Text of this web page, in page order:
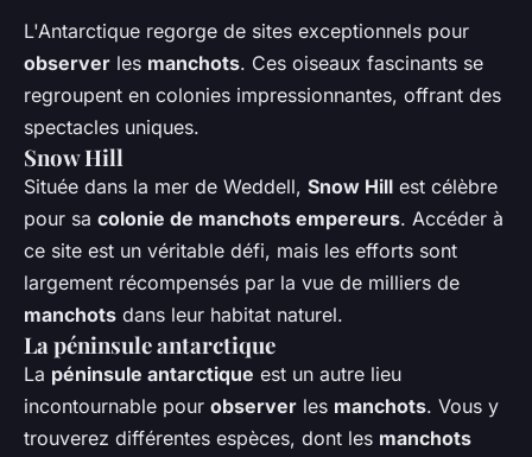
L'Antarctique regorge de sites exceptionnels pour
observer les manchots. Ces oiseaux fascinants se
regroupent en colonies impressionnantes, offrant des
spectacles uniques.
Snow Hill
Située dans la mer de Weddell, Snow Hill est célèbre
pour sa colonie de manchots empereurs. Accéder à
ce site est un véritable défi, mais les efforts sont
largement récompensés par la vue de milliers de
manchots dans leur habitat naturel.
La péninsule antarctique
La péninsule antarctique est un autre lieu
incontournable pour observer les manchots. Vous y
trouverez différentes espèces, dont les manchots